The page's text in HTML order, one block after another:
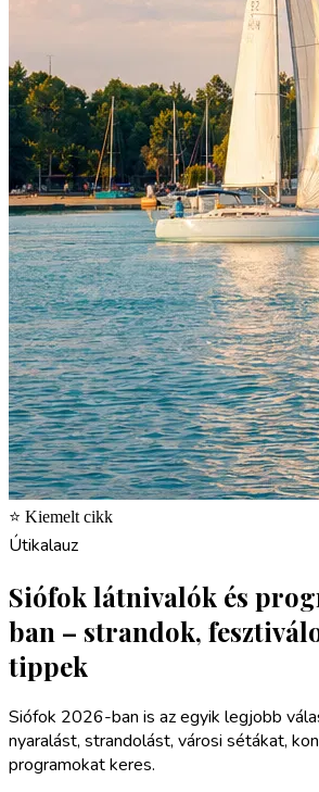
⭐ Kiemelt cikk
Útikalauz
Siófok látnivalók és
ban – strandok,
tippek
Siófok 2026-ban is az egyik legjobb
nyaralást, strandolást, városi sétákat,
programokat keres.